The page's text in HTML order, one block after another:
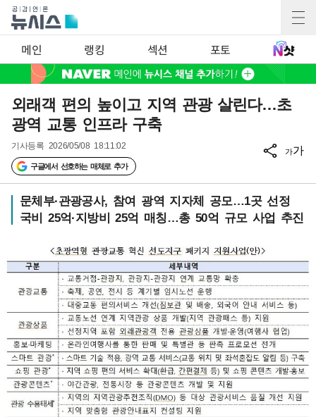
메인 랭킹 섹션 포토
외래객 편의 높이고 지역 관광 살린다…초
광역 교통 인프라 구축
기사등록 2026/05/08 18:11:02
구글에서 선호하는 매체로 추가
가가
문체부·관광공사, 참여 광역 지자체 공모…1곳 선정
국비 25억·지방비 25억 매칭…총 50억 규모 사업 추진